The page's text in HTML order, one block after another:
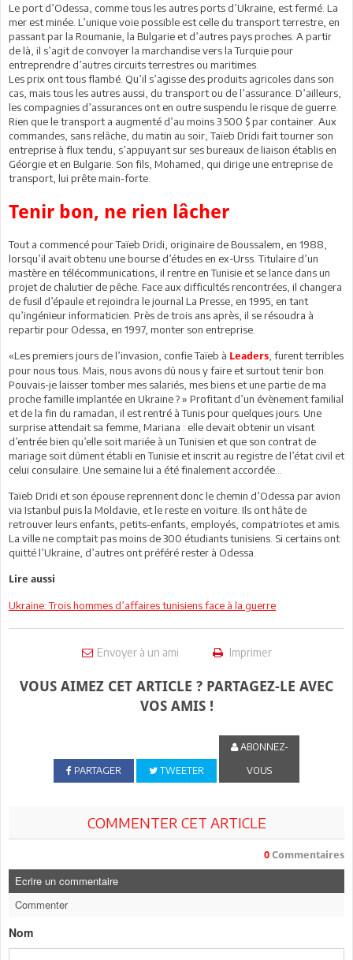
Le port d’Odessa, comme tous les autres ports d’Ukraine, est fermé. La
mer est minée. L’unique voie possible est celle du transport terrestre, en
passant par la Roumanie, la Bulgarie et d’autres pays proches. A partir
de là, il s’agit de convoyer la marchandise vers la Turquie pour
entreprendre d’autres circuits terrestres ou maritimes.
Les prix ont tous flambé. Qu’il s’agisse des produits agricoles dans son
cas, mais tous les autres aussi, du transport ou de l’assurance. D’ailleurs,
les compagnies d’assurances ont en outre suspendu le risque de guerre.
Rien que le transport a augmenté d’au moins 3 500 $ par container. Aux
commandes, sans relâche, du matin au soir, Taïeb Dridi fait tourner son
entreprise à flux tendu, s’appuyant sur ses bureaux de liaison établis en
Géorgie et en Bulgarie. Son fils, Mohamed, qui dirige une entreprise de
transport, lui prête main-forte.
Tenir bon, ne rien lâcher
Tout a commencé pour Taïeb Dridi, originaire de Boussalem, en 1988,
lorsqu’il avait obtenu une bourse d’études en ex-Urss. Titulaire d’un
mastère en télécommunications, il rentre en Tunisie et se lance dans un
projet de chalutier de pêche. Face aux difficultés rencontrées, il changera
de fusil d’épaule et rejoindra le journal La Presse, en 1995, en tant
qu’ingénieur informaticien. Près de trois ans après, il se résoudra à
repartir pour Odessa, en 1997, monter son entreprise.
«Les premiers jours de l’invasion, confie Taïeb à Leaders , furent terribles
pour nous tous. Mais, nous avons dû nous y faire et surtout tenir bon.
Pouvais-je laisser tomber mes salariés, mes biens et une partie de ma
proche famille implantée en Ukraine ? » Profitant d’un évènement familial
et de la fin du ramadan, il est rentré à Tunis pour quelques jours. Une
surprise attendait sa femme, Mariana : elle devait obtenir un visant
d’entrée bien qu’elle soit mariée à un Tunisien et que son contrat de
mariage soit dûment établi en Tunisie et inscrit au registre de l’état civil et
celui consulaire. Une semaine lui a été finalement accordée…
Taïeb Dridi et son épouse reprennent donc le chemin d’Odessa par avion
via Istanbul puis la Moldavie, et le reste en voiture. Ils ont hâte de
retrouver leurs enfants, petits-enfants, employés, compatriotes et amis.
La ville ne comptait pas moins de 300 étudiants tunisiens. Si certains ont
quitté l’Ukraine, d’autres ont préféré rester à Odessa.
Lire aussi
Ukraine: Trois hommes d’affaires tunisiens face à la guerre
Envoyer à un ami Imprimer
VOUS AIMEZ CET ARTICLE ? PARTAGEZ-LE AVEC
VOS AMIS !
PARTAGER TWEETER
ABONNEZ-
VOUS
COMMENTER CET ARTICLE
0 Commentaires
Ecrire un commentaire
Commenter
Nom